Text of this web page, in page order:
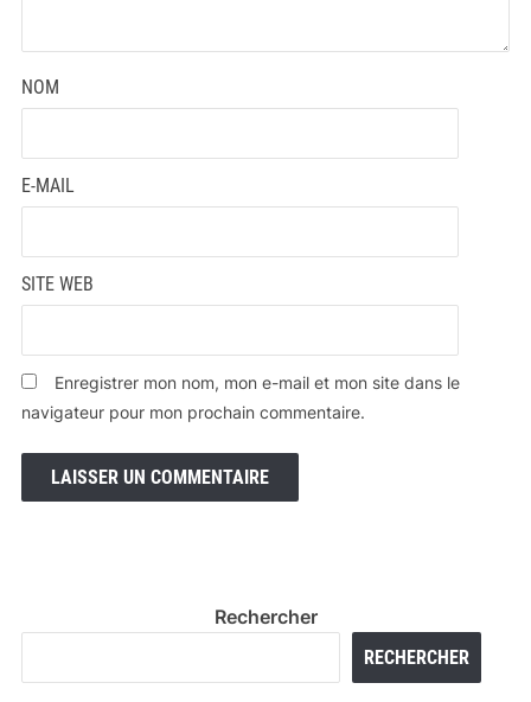
NOM
E-MAIL
SITE WEB
Enregistrer mon nom, mon e-mail et mon site dans le
navigateur pour mon prochain commentaire.
Rechercher
RECHERCHER